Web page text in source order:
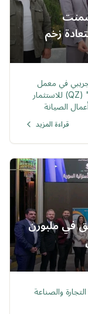
زخم
العام
في معمل
إسمنت طرطوس. حيث أطلقت شركة "كيو زد" (QZ) للاستثمار
الصيانة
بين القطاعين
قراءة المزيد
في ملبورن
والصناعة